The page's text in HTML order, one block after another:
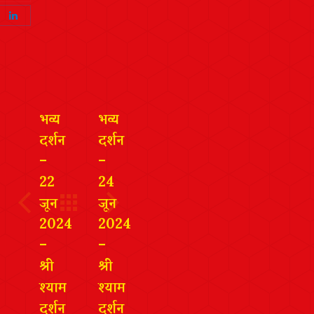
Twitter
भव्य
दर्शन
–
22
जून
2024
–
श्री
श्याम
भव्य
दर्शन
–
24
जून
2024
–
श्री
श्याम